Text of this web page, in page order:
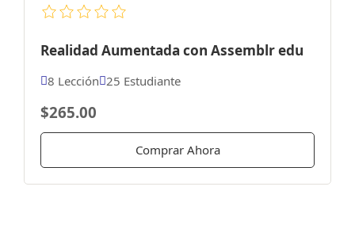
Realidad Aumentada con Assemblr edu
8 Lección 25 Estudiante
$265.00
Comprar Ahora